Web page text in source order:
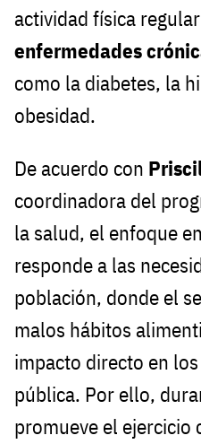
actividad física
enfermedades
como la diabetes, la
obesidad.
De acuerdo con
coordinadora del
la salud, el enfoque
responde a las
población, donde el
malos hábitos
impacto directo en
pública. Por ello,
promueve el ejercicio